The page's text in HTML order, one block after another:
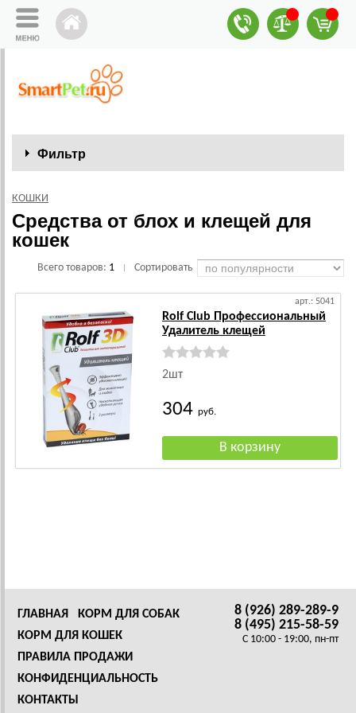
Фильтр
КОШКИ
Средства от блох и клещей для
кошек
Всего товаров: 1 Сортировать
арт.: 5041
Rolf Club Профессиональный
Удалитель клещей
2шт
304 руб.
8 (926) 289-289-9
8 (495) 215-58-59
C 10:00 - 19:00, пн-пт
ГЛАВНАЯ
КОРМ ДЛЯ СОБАК
КОРМ ДЛЯ КОШЕК
ПРАВИЛА ПРОДАЖИ
КОНФИДЕНЦИАЛЬНОСТЬ
КОНТАКТЫ